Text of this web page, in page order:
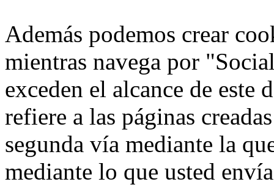
Además podemos crear
mientras navega por
exceden el alcance de este
refiere a las páginas
segunda vía mediante la
mediante lo que usted